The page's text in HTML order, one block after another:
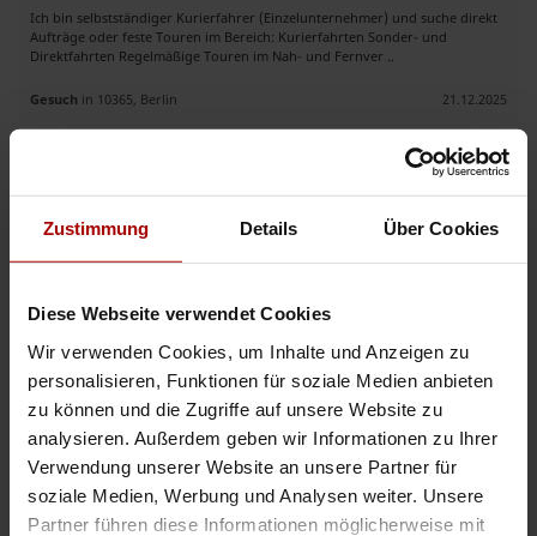
Zustimmung Details Über Cookies
Diese Webseite verwendet Cookies
Wir verwenden Cookies, um Inhalte und Anzeigen zu
personalisieren, Funktionen für soziale Medien anbieten
zu können und die Zugriffe auf unsere Website zu
analysieren. Außerdem geben wir Informationen zu Ihrer
Verwendung unserer Website an unsere Partner für
soziale Medien, Werbung und Analysen weiter. Unsere
Partner führen diese Informationen möglicherweise mit
Ich bin selbstständiger Kurierfahrer (Einzelunternehmer) und suche direkt
Aufträge oder feste Touren im Bereich: Kurierfahrten Sonder- und
Direktfahrten Regelmäßige Touren im Nah- und Fernver ..
Gesuch in 10365, Berlin 21.12.2025
ANZEIGEN
Auftrag suchen
Aktuelle Aufträge
Aktuelle Gesuche
Aktuelle Premium-Aufträge
Aktuelle Premium-Gesuche